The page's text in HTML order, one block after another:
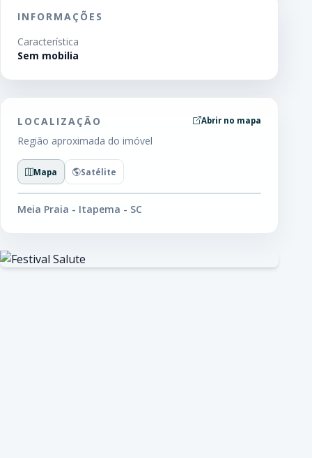
INFORMAÇÕES
Característica
Sem mobilia
LOCALIZAÇÃO
Região aproximada do imóvel
Abrir no mapa
Mapa Satélite
Meia Praia - Itapema - SC